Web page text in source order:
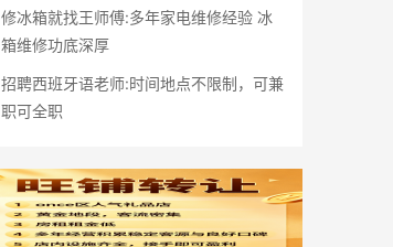
修冰箱就找王师傅:多年家电维修经验 冰
箱维修功底深厚
招聘西班牙语老师:时间地点不限制，可兼
职可全职